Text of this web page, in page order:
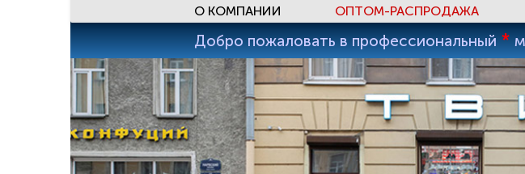
О КОМПАНИИ
ОПТОМ-РАСПРОДАЖА
Добро пожаловать в профессиональный *